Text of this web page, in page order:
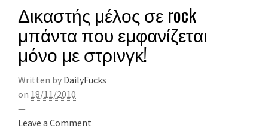
Δικαστής μέλος σε rock
μπάντα που εμφανίζεται
μόνο με στρινγκ!
Written by DailyFucks
on 18/11/2010
—
Leave a Comment